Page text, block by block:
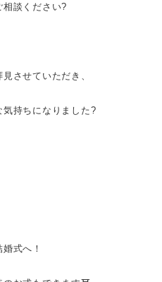
談ください?
させていただき、
持ちになりました?
式へ！